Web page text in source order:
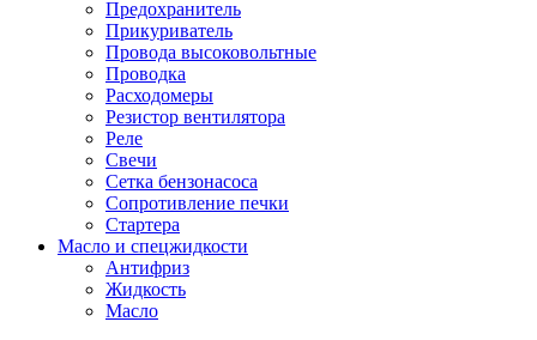
Предохранитель
Прикуриватель
Провода высоковольтные
Проводка
Расходомеры
Резистор вентилятора
Реле
Свечи
Сетка бензонасоса
Сопротивление печки
Стартера
Масло и спецжидкости
Антифриз
Жидкость
Масло